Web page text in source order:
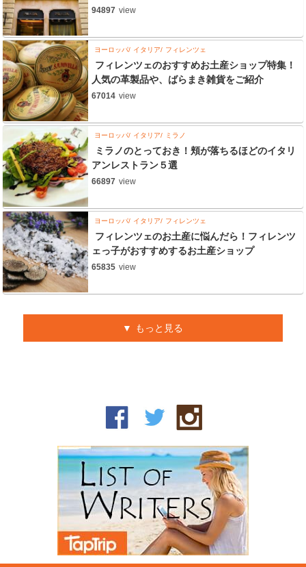
94897 view
ヨーロッパ イタリア フィレンツェ
フィレンツェのおすすめお土産ショップ特集！
人気の革製品や、ばらまき雑貨をご紹介
67014 view
ヨーロッパ イタリア ミラノ
ミラノのとっておき！頬が落ちるほどのイタリ
アンレストラン５選
66897 view
ヨーロッパ イタリア フィレンツェ
フィレンツェのお土産に悩んだら！フィレンツ
ェっ子がおすすめするお土産ショップ
65835 view
もっと見る